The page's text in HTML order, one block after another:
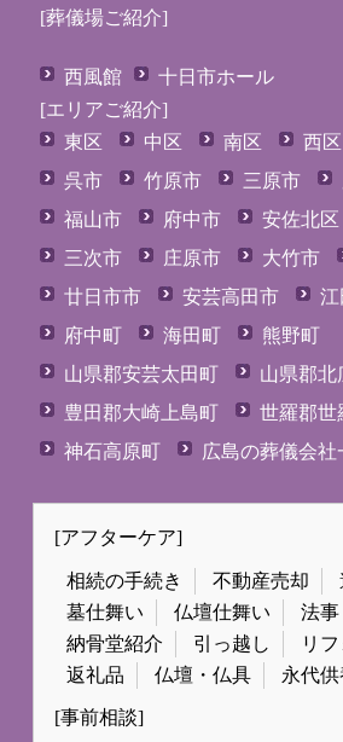
[葬儀場ご紹介]
西風館
十日市ホール
[エリアご紹介]
東区
中区 南区 西区
呉市
竹原市 三原市
福山市
府中市 安佐北区
三次市
庄原市 大竹市
廿日市市
安芸高田市
江
府中町
海田町
熊野町
山県郡安芸太田町
山県郡北
豊田郡大崎上島町
世羅郡世
神石高原町
広島の葬儀会社
[アフターケア]
相続の手続き 不動産売却
墓仕舞い
仏壇仕舞い
法
納骨堂紹介
引っ越し
リ
返礼品
仏壇・仏具 永代供
[事前相談]